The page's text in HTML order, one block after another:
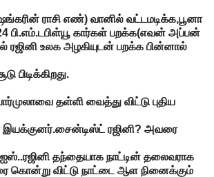
ராசி எண்) வானில் வட்டமடிக்க,பூனா
பி.எம்.டபிள்யூ கார்கள் பறக்க(எவன் அப்பன்
ரஜினி உலக அழகியுடன் பறக்க பின்னால்
பிடிக்கிறது.
தள்ளி வைத்து விட்டு புதிய
இயக்குனர்.சைன்டிஸ்ட் ரஜினி? அவரை
ஐஸ்..ரஜினி தந்தையாக நாட்டின் தலைவராக
கொன்று விட்டு நாட்டை ஆள நினைக்கும்